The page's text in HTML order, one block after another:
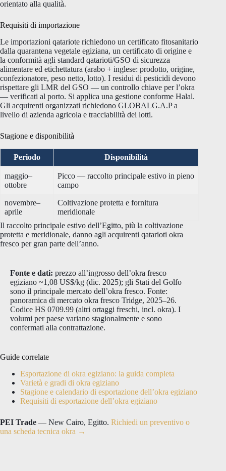
orientato alla qualità.
Requisiti di importazione
Le importazioni qatariote richiedono un certificato fitosanitario
dalla quarantena vegetale egiziana, un certificato di origine e
la conformità agli standard qatarioti/GSO di sicurezza
alimentare ed etichettatura (arabo + inglese: prodotto, origine,
confezionatore, peso netto, lotto). I residui di pesticidi devono
rispettare gli LMR del GSO — un controllo chiave per l’okra
— verificati al porto. Si applica una gestione conforme Halal.
Gli acquirenti organizzati richiedono GLOBALG.A.P a
livello di azienda agricola e tracciabilità dei lotti.
Stagione e disponibilità
Periodo Disponibilità
maggio–
ottobre
Picco — raccolto principale estivo in pieno
campo
novembre–
aprile
Coltivazione protetta e fornitura
meridionale
Il raccolto principale estivo dell’Egitto, più la coltivazione
protetta e meridionale, danno agli acquirenti qatarioti okra
fresco per gran parte dell’anno.
Fonte e dati: prezzo all’ingrosso dell’okra fresco
egiziano ~1,08 US$/kg (dic. 2025); gli Stati del Golfo
sono il principale mercato dell’okra fresco. Fonte:
panoramica di mercato okra fresco Tridge, 2025–26.
Codice HS 0709.99 (altri ortaggi freschi, incl. okra). I
volumi per paese variano stagionalmente e sono
confermati alla contrattazione.
Guide correlate
Esportazione di okra egiziano: la guida completa
Varietà e gradi di okra egiziano
Stagione e calendario di esportazione dell’okra egiziano
Requisiti di esportazione dell’okra egiziano
PEI Trade — New Cairo, Egitto. Richiedi un preventivo o
una scheda tecnica okra →